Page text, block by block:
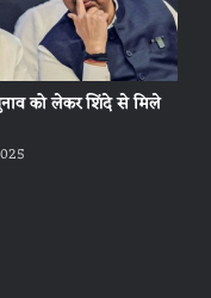
चुनाव को लेकर शिंदे से मिले